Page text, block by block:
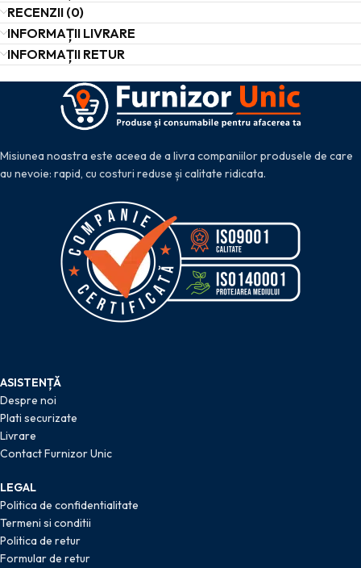
RECENZII (0)
INFORMAȚII LIVRARE
INFORMAȚII RETUR
Misiunea noastra este aceea de a livra companiilor produsele de care
au nevoie: rapid, cu costuri reduse și calitate ridicata.
ASISTENȚĂ
Despre noi
Plati securizate
Livrare
Contact Furnizor Unic
LEGAL
Politica de confidentialitate
Termeni si conditii
Politica de retur
Formular de retur